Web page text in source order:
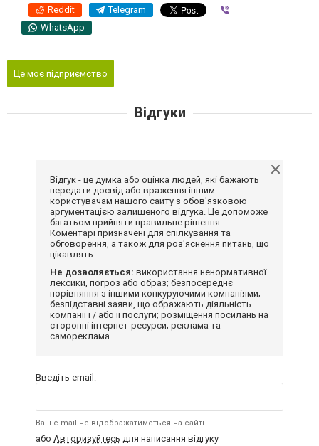
Reddit Telegram
WhatsApp
Це моє підприємство
Відгуки
Відгук - це думка або оцінка людей, які бажають
передати досвід або враження іншим
користувачам нашого сайту з обов'язковою
аргументацією залишеного відгука. Це допоможе
багатьом прийняти правильне рішення.
Коментарі призначені для спілкування та
обговорення, а також для роз'яснення питань, що
цікавлять.
Не дозволяється: використання ненормативної
лексики, погроз або образ; безпосереднє
порівняння з іншими конкуруючими компаніями;
безпідставні заяви, що ображають діяльність
компанії і / або її послуги; розміщення посилань на
сторонні інтернет-ресурси; реклама та
самореклама.
Введіть email:
Ваш e-mail не відображатиметься на сайті
або Авторизуйтесь для написання відгуку